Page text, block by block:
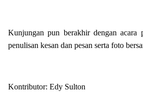
Kunjungan pun berakhir dengan acara
penulisan kesan dan pesan serta foto
Kontributor: Edy Sulton